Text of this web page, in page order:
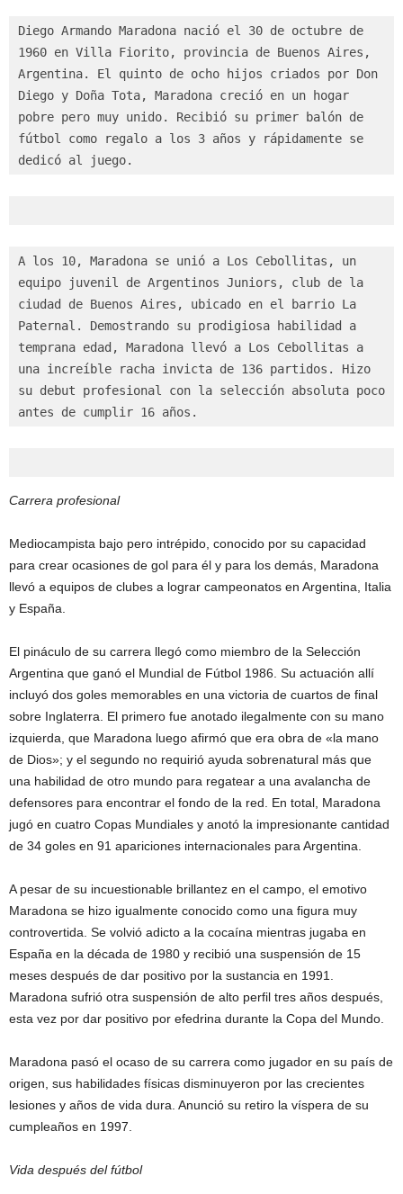
Diego Armando Maradona nació el 30 de octubre de
1960 en Villa Fiorito, provincia de Buenos Aires,
Argentina. El quinto de ocho hijos criados por Don
Diego y Doña Tota, Maradona creció en un hogar
pobre pero muy unido. Recibió su primer balón de
fútbol como regalo a los 3 años y rápidamente se
dedicó al juego.
A los 10, Maradona se unió a Los Cebollitas, un
equipo juvenil de Argentinos Juniors, club de la
ciudad de Buenos Aires, ubicado en el barrio La
Paternal. Demostrando su prodigiosa habilidad a
temprana edad, Maradona llevó a Los Cebollitas a
una increíble racha invicta de 136 partidos. Hizo
su debut profesional con la selección absoluta poco
antes de cumplir 16 años.
Carrera profesional
Mediocampista bajo pero intrépido, conocido por su capacidad
para crear ocasiones de gol para él y para los demás, Maradona
llevó a equipos de clubes a lograr campeonatos en Argentina, Italia
y España.
El pináculo de su carrera llegó como miembro de la Selección
Argentina que ganó el Mundial de Fútbol 1986. Su actuación allí
incluyó dos goles memorables en una victoria de cuartos de final
sobre Inglaterra. El primero fue anotado ilegalmente con su mano
izquierda, que Maradona luego afirmó que era obra de «la mano
de Dios»; y el segundo no requirió ayuda sobrenatural más que
una habilidad de otro mundo para regatear a una avalancha de
defensores para encontrar el fondo de la red. En total, Maradona
jugó en cuatro Copas Mundiales y anotó la impresionante cantidad
de 34 goles en 91 apariciones internacionales para Argentina.
A pesar de su incuestionable brillantez en el campo, el emotivo
Maradona se hizo igualmente conocido como una figura muy
controvertida. Se volvió adicto a la cocaína mientras jugaba en
España en la década de 1980 y recibió una suspensión de 15
meses después de dar positivo por la sustancia en 1991.
Maradona sufrió otra suspensión de alto perfil tres años después,
esta vez por dar positivo por efedrina durante la Copa del Mundo.
Maradona pasó el ocaso de su carrera como jugador en su país de
origen, sus habilidades físicas disminuyeron por las crecientes
lesiones y años de vida dura. Anunció su retiro la víspera de su
cumpleaños en 1997.
Vida después del fútbol